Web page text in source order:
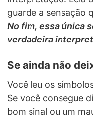
guarde a sensação
No fim, essa única
verdadeira
Se ainda não
Você leu os
Se você consegue
bom sinal ou um